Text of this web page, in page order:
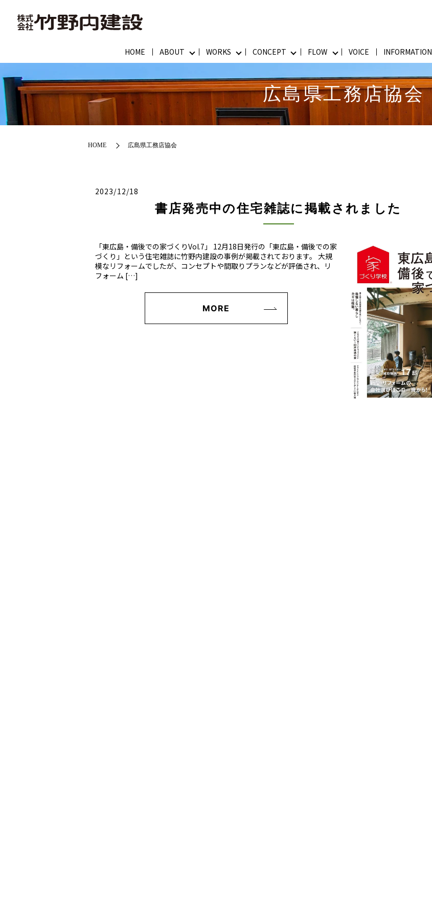
HOME ABOUT WORKS CONCEPT FLOW VOICE INFORMATION
広島県工務店協会
HOME 広島県工務店協会
2023/12/18
書店発売中の住宅雑誌に掲載されました
「東広島・備後での家づくりVol.7」 12月18日発行の「東広島・備後での家
づくり」という住宅雑誌に竹野内建設の事例が掲載されております。 大規
模なリフォームでしたが、コンセプトや間取りプランなどが評価され、リ
フォーム […]
MORE